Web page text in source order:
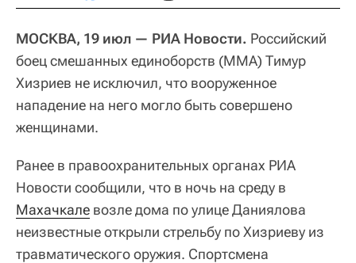
МОСКВА, 19 июл — РИА Новости. Российский
боец смешанных единоборств (MMA) Тимур
Хизриев не исключил, что вооруженное
нападение на него могло быть совершено
женщинами.
Ранее в правоохранительных органах РИА
Новости сообщили, что в ночь на среду в
Махачкале возле дома по улице Даниялова
неизвестные открыли стрельбу по Хизриеву из
травматического оружия. Спортсмена